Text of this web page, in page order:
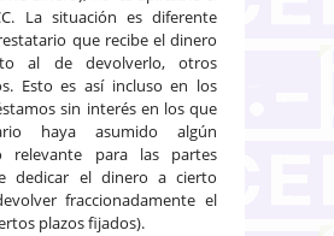
La situación es diferente
que recibe el dinero
al de devolverlo, otros
Esto es así incluso en los
sin interés en los que
haya asumido algún
relevante para las partes
dedicar el dinero a cierto
fraccionadamente el
plazos fijados).